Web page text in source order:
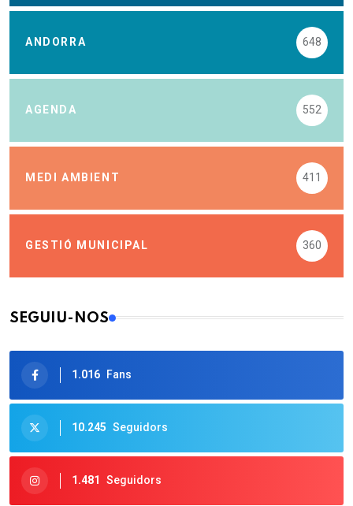
ANDORRA 648
AGENDA 552
MEDI AMBIENT 411
GESTIÓ MUNICIPAL 360
SEGUIU-NOS
1.016 Fans
10.245 Seguidors
1.481 Seguidors